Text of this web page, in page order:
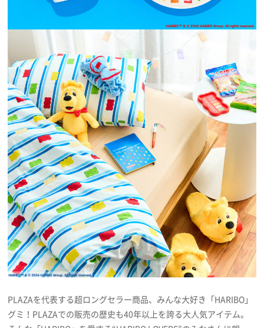
PLAZAを代表する超ロングセラー商品、みんな大好き「HARIBO」
グミ！PLAZAでの販売の歴史も40年以上を誇る大人気アイテム。